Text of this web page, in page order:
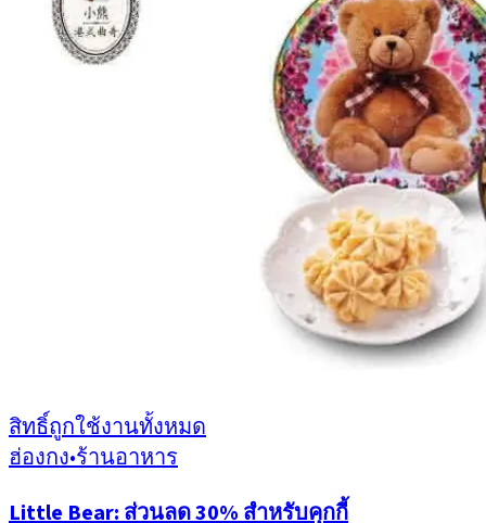
สิทธิ์ถูกใช้งานทั้งหมด
ฮ่องกง•ร้านอาหาร
Little Bear: ส่วนลด 30% สำหรับคุกกี้